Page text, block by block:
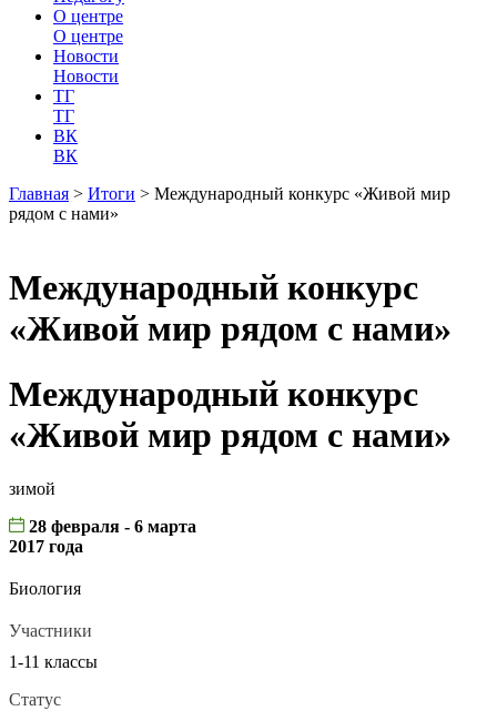
О центре
О центре
Новости
Новости
ТГ
ТГ
ВК
ВК
Главная > Итоги > Международный конкурс «Живой мир
рядом с нами»
Международный конкурс
«Живой мир рядом с нами»
Международный конкурс
«Живой мир рядом с нами»
зимой
28 февраля - 6 марта
2017 года
Биология
Участники
1-11 классы
Статус